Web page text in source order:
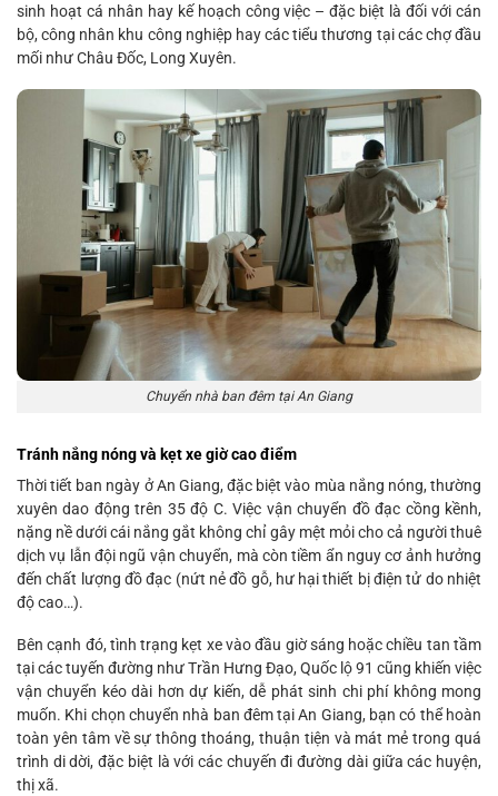
sinh hoạt cá nhân hay kế hoạch công việc – đặc biệt là đối với cán
bộ, công nhân khu công nghiệp hay các tiểu thương tại các chợ đầu
mối như Châu Đốc, Long Xuyên.
Chuyển nhà ban đêm tại An Giang
Tránh nắng nóng và kẹt xe giờ cao điểm
Thời tiết ban ngày ở An Giang, đặc biệt vào mùa nắng nóng, thường
xuyên dao động trên 35 độ C. Việc vận chuyển đồ đạc cồng kềnh,
nặng nề dưới cái nắng gắt không chỉ gây mệt mỏi cho cả người thuê
dịch vụ lẫn đội ngũ vận chuyển, mà còn tiềm ẩn nguy cơ ảnh hưởng
đến chất lượng đồ đạc (nứt nẻ đồ gỗ, hư hại thiết bị điện tử do nhiệt
độ cao…).
Bên cạnh đó, tình trạng kẹt xe vào đầu giờ sáng hoặc chiều tan tầm
tại các tuyến đường như Trần Hưng Đạo, Quốc lộ 91 cũng khiến việc
vận chuyển kéo dài hơn dự kiến, dễ phát sinh chi phí không mong
muốn. Khi chọn chuyển nhà ban đêm tại An Giang, bạn có thể hoàn
toàn yên tâm về sự thông thoáng, thuận tiện và mát mẻ trong quá
trình di dời, đặc biệt là với các chuyến đi đường dài giữa các huyện,
thị xã.